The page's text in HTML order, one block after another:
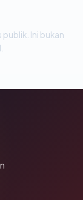
Ini bukan